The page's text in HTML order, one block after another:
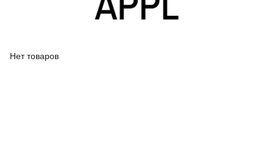
Нет товаров